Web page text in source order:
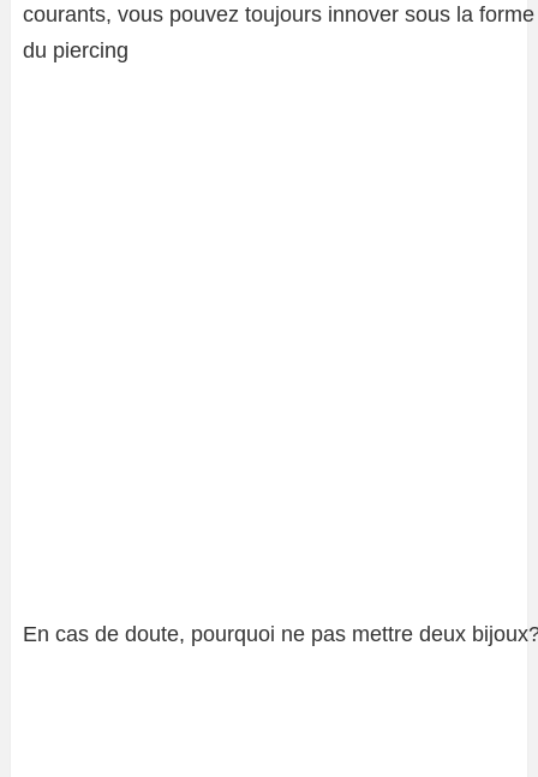
courants, vous pouvez toujours innover sous la forme
du piercing
En cas de doute, pourquoi ne pas mettre deux